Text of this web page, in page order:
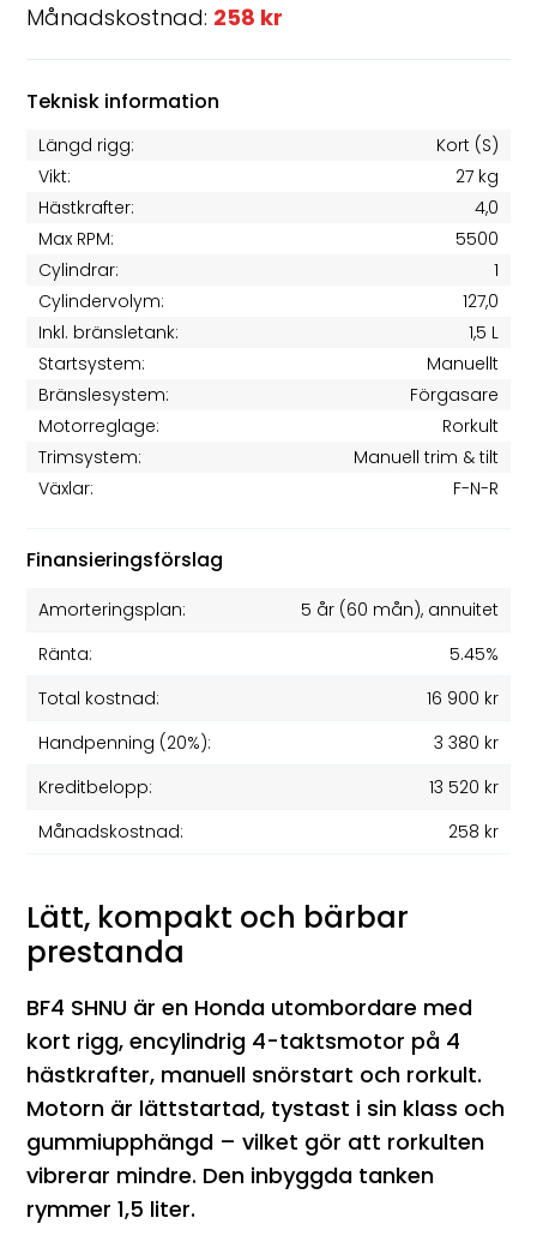
Månadskostnad: 258 kr
Teknisk information
Längd rigg:
Kort (S)
Vikt:
27 kg
Hästkrafter:
4,0
Max RPM:
5500
Cylindrar:
1
Cylindervolym:
127,0
Inkl. bränsletank:
1,5 L
Startsystem:
Manuellt
Bränslesystem:
Förgasare
Motorreglage:
Rorkult
Trimsystem:
Manuell trim & tilt
Växlar:
F-N-R
Finansieringsförslag
Amorteringsplan: 5 år(60 mån), annuitet
Ränta:
5.45%
Total kostnad:
16 900 kr
Handpenning (20%):
3 380 kr
Kreditbelopp:
13 520 kr
Månadskostnad:
258 kr
Lätt, kompakt och bärbar
prestanda
BF4 SHNU är en Honda utombordare med
kort rigg, encylindrig 4-taktsmotor på 4
hästkrafter, manuell snörstart och rorkult.
Motorn är lättstartad, tystast i sin klass och
gummiupphängd – vilket gör att rorkulten
vibrerar mindre. Den inbyggda tanken
rymmer 1,5 liter.